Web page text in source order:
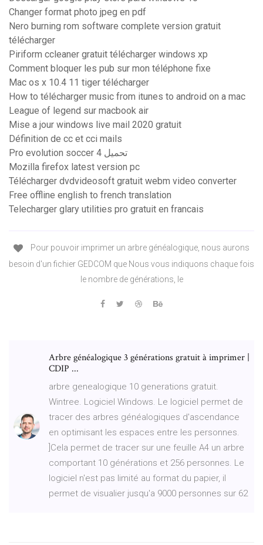
Changer format photo jpeg en pdf
Nero burning rom software complete version gratuit
télécharger
Piriform ccleaner gratuit télécharger windows xp
Comment bloquer les pub sur mon téléphone fixe
Mac os x 10.4 11 tiger télécharger
How to télécharger music from itunes to android on a mac
League of legend sur macbook air
Mise a jour windows live mail 2020 gratuit
Définition de cc et cci mails
Pro evolution soccer 4 تحميل
Mozilla firefox latest version pc
Télécharger dvdvideosoft gratuit webm video converter
Free offline english to french translation
Telecharger glary utilities pro gratuit en francais
Pour pouvoir imprimer un arbre généalogique, nous aurons
besoin d'un fichier GEDCOM que Nous vous indiquons chaque fois
le nombre de générations, le
Arbre généalogique 3 générations gratuit à imprimer |
CDIP ...
arbre genealogique 10 generations gratuit.
Wintree. Logiciel Windows. Le logiciel permet de
tracer des arbres généalogiques d'ascendance
en optimisant les espaces entre les personnes.
]Cela permet de tracer sur une feuille A4 un arbre
comportant 10 générations et 256 personnes. Le
logiciel n'est pas limité au format du papier, il
permet de visualier jusqu'a 9000 personnes sur 62